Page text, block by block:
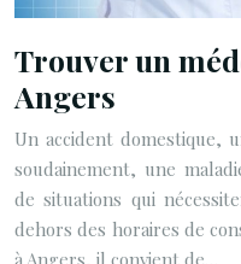
Trouver un
Angers
Un accident domestique,
soudainement, une
de situations qui
dehors des horaires de